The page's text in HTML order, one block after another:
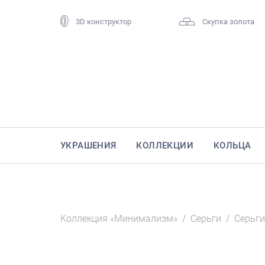
3D конструктор Скупка золота
УКРАШЕНИЯ КОЛЛЕКЦИИ КОЛЬЦА
Коллекция «Минимализм» / Серьги /